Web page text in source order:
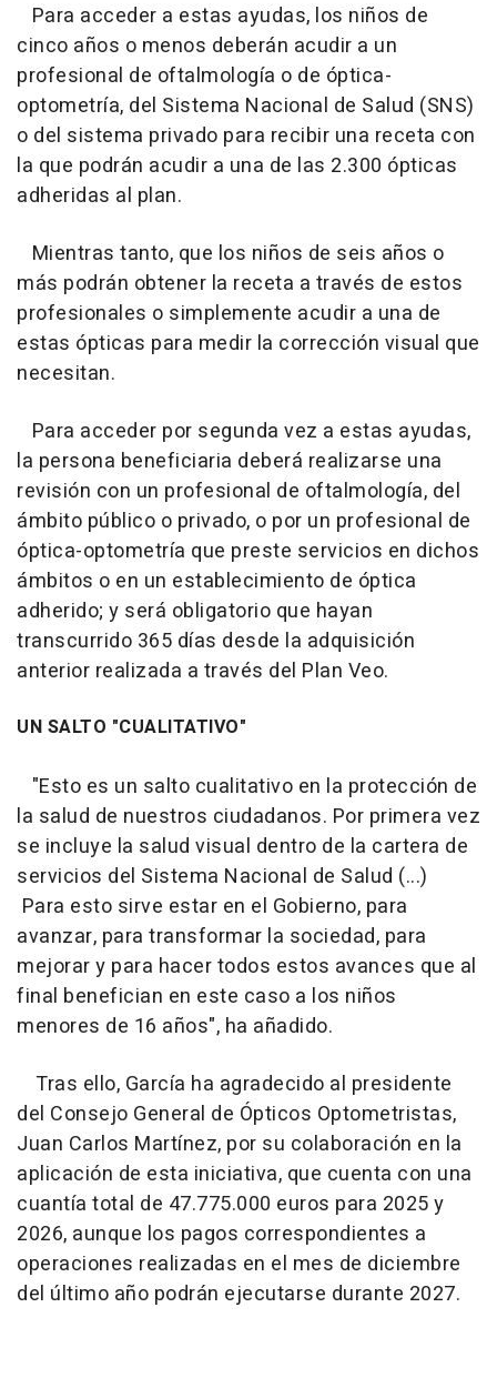
Para acceder a estas ayudas, los niños de
cinco años o menos deberán acudir a un
profesional de oftalmología o de óptica-
optometría, del Sistema Nacional de Salud (SNS)
o del sistema privado para recibir una receta con
la que podrán acudir a una de las 2.300 ópticas
adheridas al plan.
Mientras tanto, que los niños de seis años o
más podrán obtener la receta a través de estos
profesionales o simplemente acudir a una de
estas ópticas para medir la corrección visual que
necesitan.
Para acceder por segunda vez a estas ayudas,
la persona beneficiaria deberá realizarse una
revisión con un profesional de oftalmología, del
ámbito público o privado, o por un profesional de
óptica-optometría que preste servicios en dichos
ámbitos o en un establecimiento de óptica
adherido; y será obligatorio que hayan
transcurrido 365 días desde la adquisición
anterior realizada a través del Plan Veo.
UN SALTO "CUALITATIVO"
"Esto es un salto cualitativo en la protección de
la salud de nuestros ciudadanos. Por primera vez
se incluye la salud visual dentro de la cartera de
servicios del Sistema Nacional de Salud (...)
Para esto sirve estar en el Gobierno, para
avanzar, para transformar la sociedad, para
mejorar y para hacer todos estos avances que al
final benefician en este caso a los niños
menores de 16 años", ha añadido.
Tras ello, García ha agradecido al presidente
del Consejo General de Ópticos Optometristas,
Juan Carlos Martínez, por su colaboración en la
aplicación de esta iniciativa, que cuenta con una
cuantía total de 47.775.000 euros para 2025 y
2026, aunque los pagos correspondientes a
operaciones realizadas en el mes de diciembre
del último año podrán ejecutarse durante 2027.